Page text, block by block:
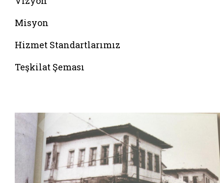
Misyon
Hizmet Standartlarımız
Teşkilat Şeması